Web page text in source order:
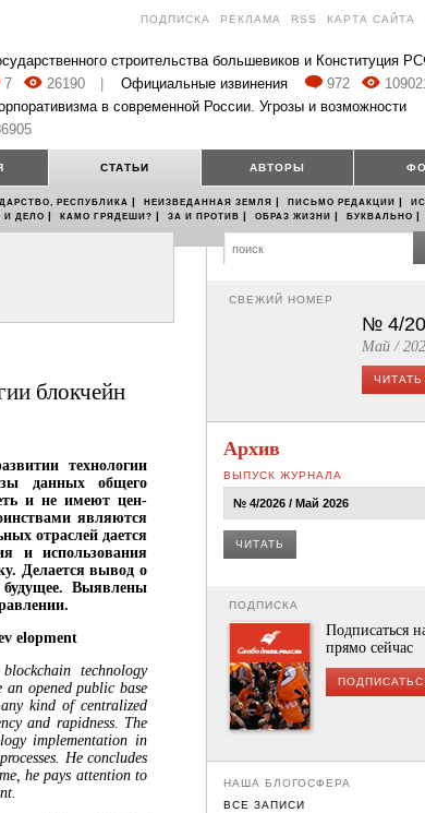
ПОДПИСКА РЕКЛАМА RSS КАРТА САЙТА
строительства большевиков и Конституция
7 26190 Официальные извинения 972
в современной России. Угрозы и возможности
СТАТЬИ АВТОРЫ
РЕСПУБЛИКА | НЕИЗВЕДАННАЯ ЗЕМЛЯ | ПИСЬМО РЕДАКЦИИ |
И ДЕЛО | КАМО ГРЯДЕШИ? | ЗА И ПРОТИВ | ОБРАЗ ЖИЗНИ | БУКВАЛЬНО |
блокчейн
технологии
данных общего
и не имеют цен-
являются
отраслей дается
и использования
Делается вывод о
будущее. Выявлены
elopment
technology
an opened public base
kind of centralized
and rapidness. The
implementation in
He concludes
he pays attention to
СВЕЖИЙ НОМЕР
№ 4/
Май /
ЧИТАТЬ
Архив
ВЫПУСК ЖУРНАЛА
ЧИТАТЬ
ПОДПИСКА
Подписаться
прямо сейчас
НАША БЛОГОСФЕРА
ВСЕ ЗАПИСИ